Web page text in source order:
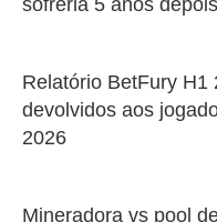
sofreria 5 anos
Relatório BetFury H1
devolvidos aos
2026
Mineradora vs pool